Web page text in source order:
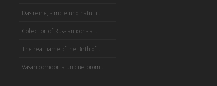
Das reine, simple und natürli...
Collection of Russian icons at...
The real name of the Birth of ...
Vasari corridor: a unique prom...